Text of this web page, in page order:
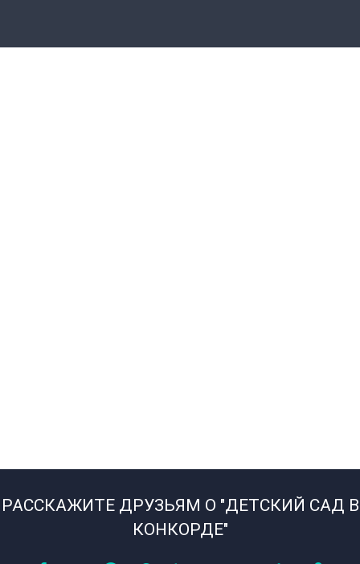
РАССКАЖИТЕ ДРУЗЬЯМ О "ДЕТСКИЙ САД В
КОНКОРДЕ"